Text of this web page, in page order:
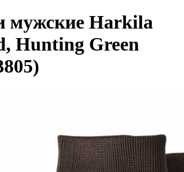
мужские Harkila
Hunting Green